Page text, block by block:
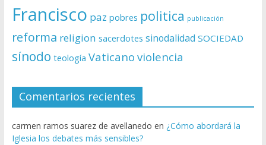
Francisco paz pobres politica publicación
reforma religion sacerdotes sinodalidad SOCIEDAD
sínodo teología Vaticano violencia
Comentarios recientes
carmen ramos suarez de avellanedo en ¿Cómo abordará la
Iglesia los debates más sensibles?